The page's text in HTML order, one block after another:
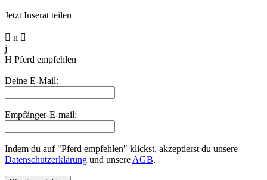
Jetzt Inserat teilen
 n 
j
H Pferd empfehlen
Deine E-Mail:
Empfänger-E-mail:
Indem du auf "Pferd empfehlen" klickst, akzeptierst du unsere
Datenschutzerklärung und unsere AGB.